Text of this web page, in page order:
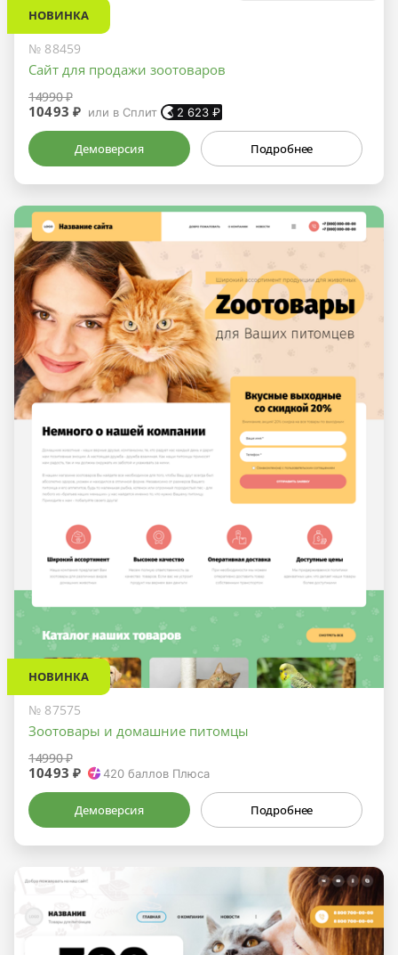
НОВИНКА
№ 88459
Сайт для продажи зоотоваров
14990 ₽
10493 ₽ или в Сплит 2 623 ₽
Демоверсия Подробнее
НОВИНКА
№ 87575
Зоотовары и домашние питомцы
14990 ₽
10493 ₽ 420 баллов Плюса
Демоверсия Подробнее